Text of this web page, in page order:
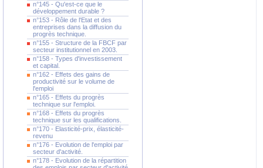
n°145 - Qu'est-ce que le
développement durable ?
n°153 - Rôle de l'Etat et des
entreprises dans la diffusion du
progrès technique.
n°155 - Structure de la FBCF par
secteur institutionnel en 2003.
n°158 - Types d'investissement
et capital.
n°162 - Effets des gains de
productivité sur le volume de
l'emploi
n°165 - Effets du progrès
technique sur l'emploi.
n°168 - Effets du progrès
technique sur les qualifications.
n°170 - Elasticité-prix, élasticité-
revenu
n°176 - Evolution de l'emploi par
secteur d'activité.
n°178 - Evolution de la répartition